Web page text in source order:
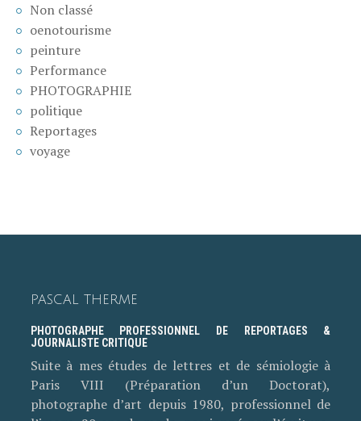
Non classé
oenotourisme
peinture
Performance
PHOTOGRAPHIE
politique
Reportages
voyage
PASCAL THERME
PHOTOGRAPHE PROFESSIONNEL DE REPORTAGES &
JOURNALISTE CRITIQUE
Suite à mes études de lettres et de sémiologie à
Paris VIII (Préparation d’un Doctorat),
photographe d’art depuis 1980, professionnel de